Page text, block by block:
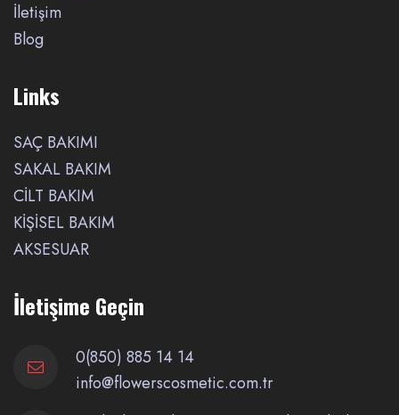
İletişim
Blog
Links
SAÇ BAKIMI
SAKAL BAKIM
CİLT BAKIM
KİŞİSEL BAKIM
AKSESUAR
İletişime Geçin
0(850) 885 14 14
info@flowerscosmetic.com.tr